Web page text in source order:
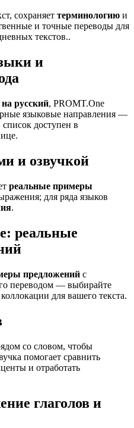
сохраняет терминологию и
и точные переводы для
текстов..
и
русский, PROMT.One
языковые направления —
доступен в
и озвучкой
реальные примеры
для ряда языков
.
реальные
предложений с
переводом — выбирайте
для вашего текста.
со словом, чтобы
помогает сравнить
и отработать
глаголов и